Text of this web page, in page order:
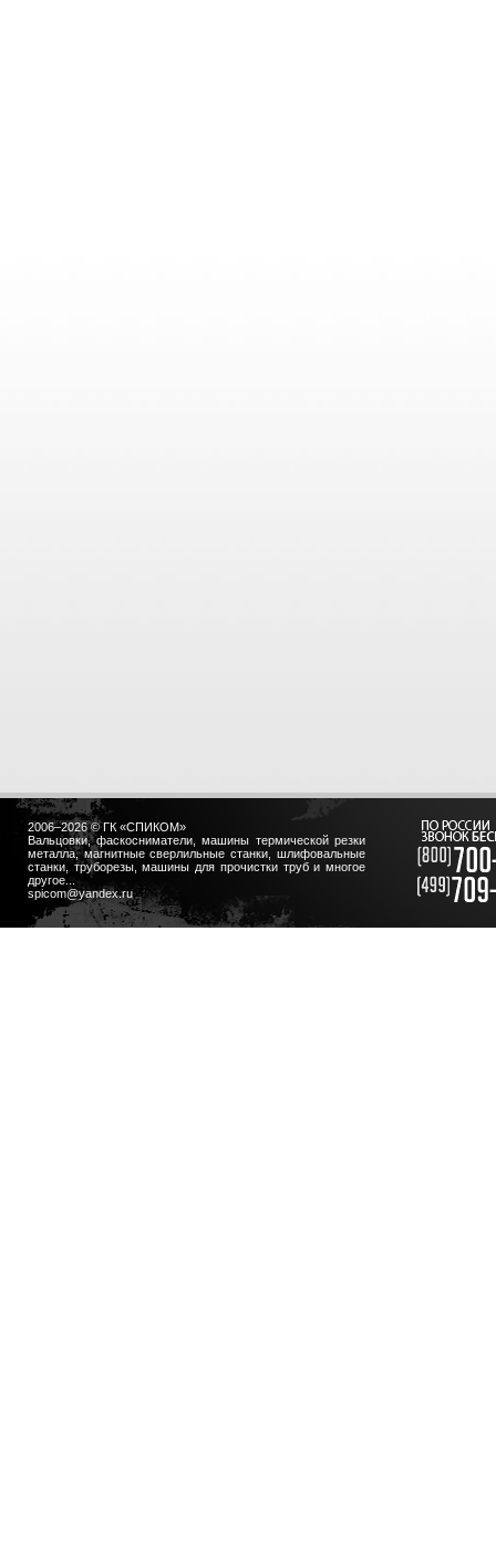
2006–2026 © ГК «СПИКОМ»
Вальцовки, фаскосниматели, машины термической резки
металла, магнитные сверлильные станки, шлифовальные
станки, труборезы, машины для прочистки труб и многое
другое...
spicom@yandex.ru